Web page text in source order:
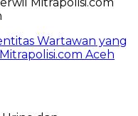
Wartawan yang
Aceh